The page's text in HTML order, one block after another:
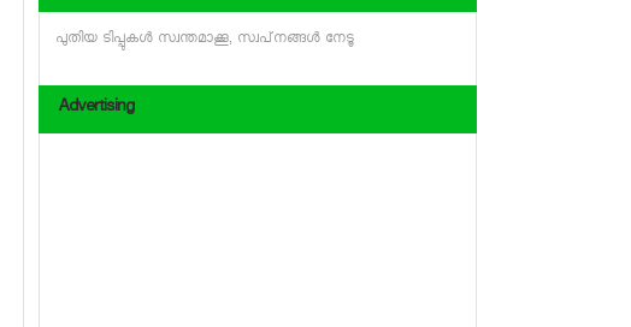
പുതിയ ടിപ്പുകള്‍ സ്വന്തമാക്കൂ, സ്വപ്‌നങ്ങള്‍ നേടൂ
Advertising